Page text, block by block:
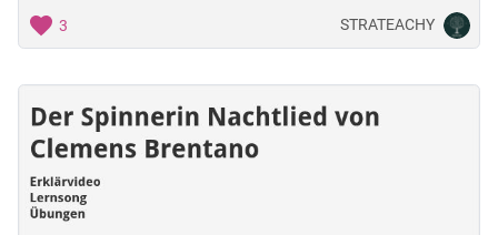
3 STRATEACHY